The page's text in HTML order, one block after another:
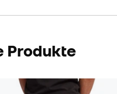
Produkte